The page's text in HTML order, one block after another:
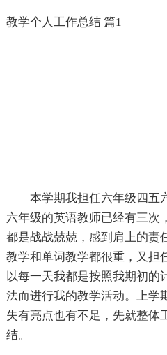
教学个人工作总结 篇1
本学期我担任六年级四五
六年级的英语教师已经有三次
都是战战兢兢，感到肩上的责
教学和单词教学都很重，又担
以每一天我都是按照我期初的
法而进行我的教学活动。上学
失有亮点也有不足，先就整体
结。